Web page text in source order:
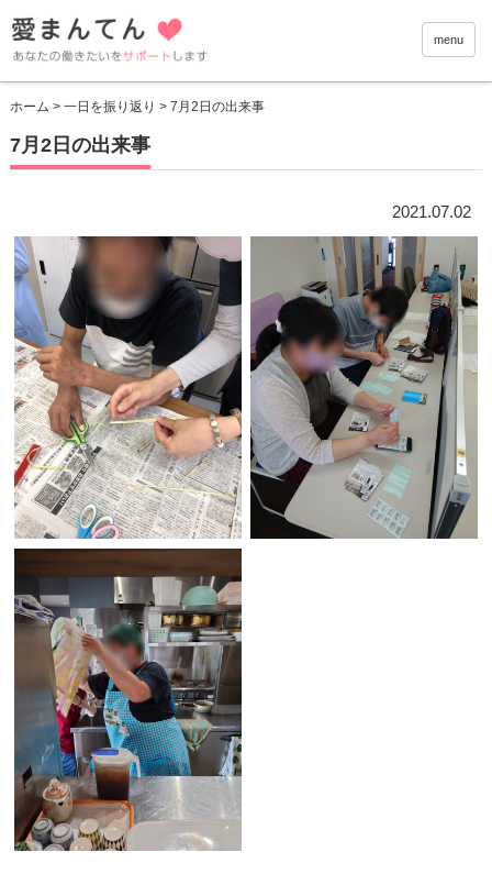
愛まん
menu
ホーム > 一日を振り返り > 7月2日の出来事
7月2日の出来事
2021.07.02